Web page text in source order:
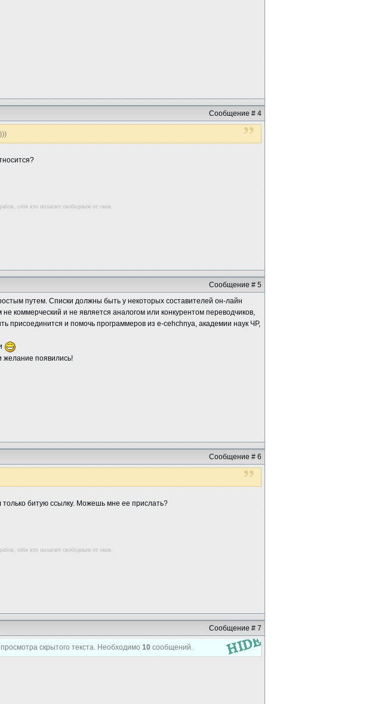
Сообщение # 4
себя кто полагает свободным от оков.
Сообщение # 5
путем. Списки должны быть у некоторых составителей он-лайн
коммерческий и не является аналогом или конкурентом переводчиков,
присоединится и помочь программеров из e-cehchnya, академии наук ЧР,
желание появились!
Сообщение # 6
только битую ссылку. Можешь мне ее прислать?
себя кто полагает свободным от оков.
Сообщение # 7
скрытого текста. Необходимо 10 сообщений.